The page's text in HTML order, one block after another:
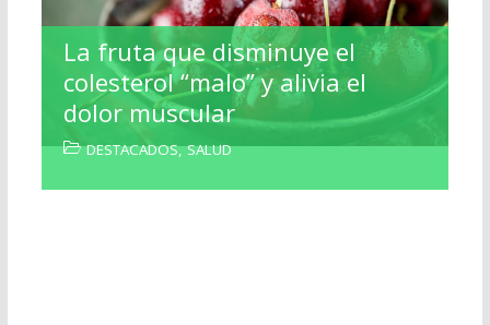
La fruta que disminuye el
colesterol “malo” y alivia el
dolor muscular
DESTACADOS, SALUD